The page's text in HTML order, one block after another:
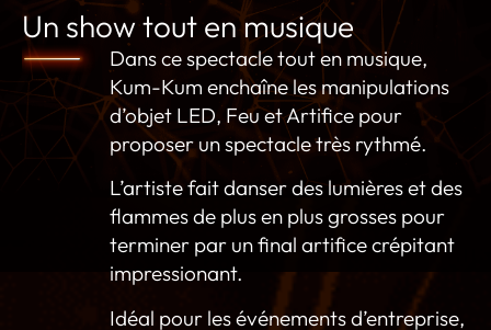
Un show tout en musique
Dans ce spectacle tout en musique,
Kum-Kum enchaîne les manipulations
d’objet LED, Feu et Artifice pour
proposer un spectacle très rythmé.
L’artiste fait danser des lumières et des
flammes de plus en plus grosses pour
terminer par un final artifice crépitant
impressionant.
Idéal pour les événements d’entreprise,